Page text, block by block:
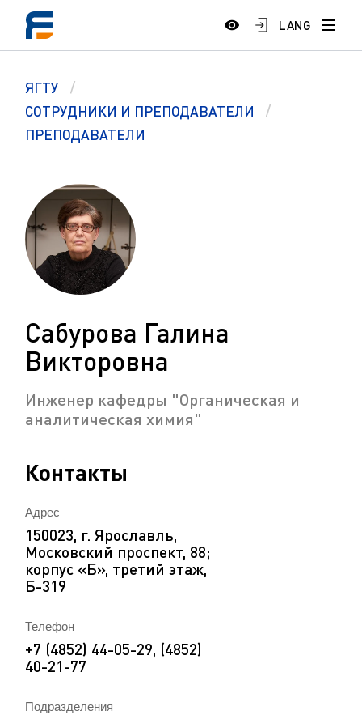
LANG
ЯГТУ
СОТРУДНИКИ И ПРЕПОДАВАТЕЛИ
ПРЕПОДАВАТЕЛИ
Сабурова Галина
Викторовна
Инженер кафедры "Органическая и
аналитическая химия"
Подразделения
Контакты
Адрес
150023, г. Ярославль,
Московский проспект, 88;
корпус «Б», третий этаж,
Б-319
Телефон
+7 (4852) 44-05-29, (4852)
40-21-77